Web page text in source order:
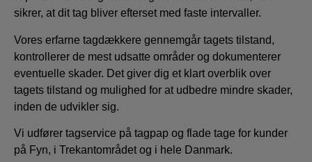
sikrer, at dit tag bliver efterset med faste intervaller.
Vores erfarne tagdækkere gennemgår tagets tilstand,
kontrollerer de mest udsatte områder og dokumenterer
eventuelle skader. Det giver dig et klart overblik over
tagets tilstand og mulighed for at udbedre mindre skader,
inden de udvikler sig.
Vi udfører tagservice på tagpap og flade tage for kunder
på Fyn, i Trekantområdet og i hele Danmark.